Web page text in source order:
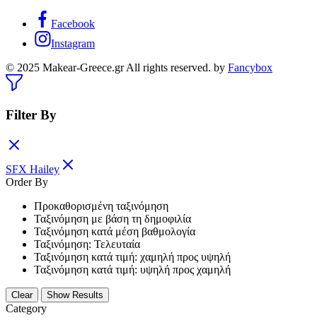
Facebook
Instagram
© 2025 Makear-Greece.gr All rights reserved. by Fancybox
Filter By
SFX Hailey
Order By
Προκαθορισμένη ταξινόμηση
Ταξινόμηση με βάση τη δημοφιλία
Ταξινόμηση κατά μέση βαθμολογία
Ταξινόμηση: Τελευταία
Ταξινόμηση κατά τιμή: χαμηλή προς υψηλή
Ταξινόμηση κατά τιμή: υψηλή προς χαμηλή
Clear Show Results
Category